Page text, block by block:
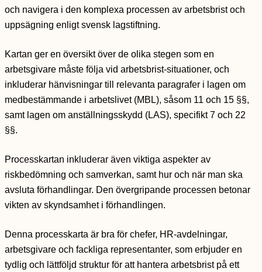
och navigera i den komplexa processen av arbetsbrist och
uppsägning enligt svensk lagstiftning.
Kartan ger en översikt över de olika stegen som en
arbetsgivare måste följa vid arbetsbrist-situationer, och
inkluderar hänvisningar till relevanta paragrafer i lagen om
medbestämmande i arbetslivet (MBL), såsom 11 och 15 §§,
samt lagen om anställningsskydd (LAS), specifikt 7 och 22
§§.
Processkartan inkluderar även viktiga aspekter av
riskbedömning och samverkan, samt hur och när man ska
avsluta förhandlingar. Den övergripande processen betonar
vikten av skyndsamhet i förhandlingen.
Denna processkarta är bra för chefer, HR-avdelningar,
arbetsgivare och fackliga representanter, som erbjuder en
tydlig och lättföljd struktur för att hantera arbetsbrist på ett